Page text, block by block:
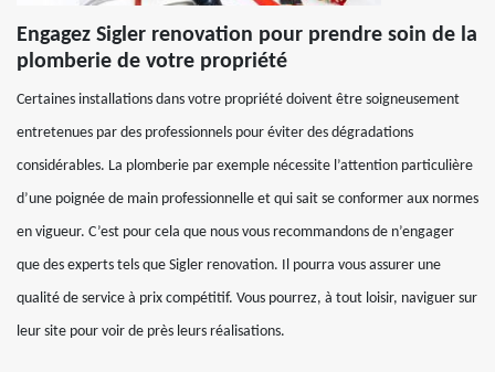
Engagez Sigler renovation pour prendre soin de la
plomberie de votre propriété
Certaines installations dans votre propriété doivent être soigneusement
entretenues par des professionnels pour éviter des dégradations
considérables. La plomberie par exemple nécessite l’attention particulière
d’une poignée de main professionnelle et qui sait se conformer aux normes
en vigueur. C’est pour cela que nous vous recommandons de n’engager
que des experts tels que Sigler renovation. Il pourra vous assurer une
qualité de service à prix compétitif. Vous pourrez, à tout loisir, naviguer sur
leur site pour voir de près leurs réalisations.